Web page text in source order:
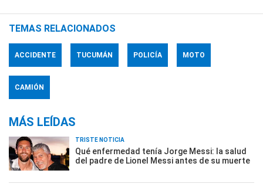
TEMAS RELACIONADOS
ACCIDENTE TUCUMÁN POLICÍA MOTO
CAMIÓN
MÁS LEÍDAS
TRISTE NOTICIA
Qué enfermedad tenía Jorge Messi: la salud
del padre de Lionel Messi antes de su muerte